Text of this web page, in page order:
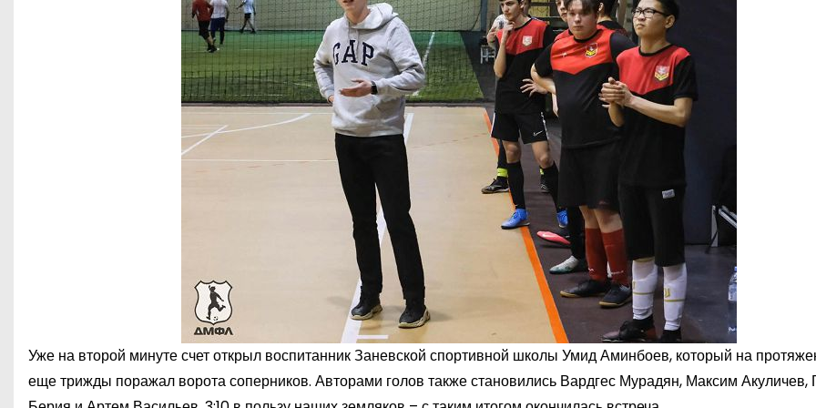
Уже на второй минуте счет открыл воспитанник Заневской спортивной школы Умид Аминбоев, который на
еще трижды поражал ворота соперников. Авторами голов также становились Вардгес Мурадян, Максим Акуличев,